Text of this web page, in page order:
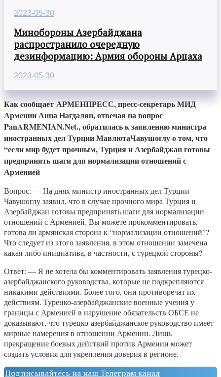
2023-05-30
Минобороны Азербайджана
распространило очередную
дезинформацию: Армия обороны Арцаха
2023-05-30
Как сообщает АРМЕНПРЕСС, пресс-секретарь МИД
Армении Анна Нагдалян, отвечая на вопрос
PanARMENIAN.Net., обратилась к заявлению министра
иностранных дел Турции МавлютаЧавушоглу о том, что
“если мир будет прочным, Турция и Азербайджан готовы
предпринять шаги для нормализации отношений с
Арменией
Вопрос: — На днях министр иностранных дел Турции
Чавушоглу заявил, что в случае прочного мира Турция и
Азербайджан готовы предпринять шаги для нормализации
отношений с Арменией. Вы можете прокомментировать,
готова ли армянская сторона к “нормализации отношений”?
Что следует из этого заявления, в этом отношении замечена
какая-либо инициатива, в частности, с турецкой стороны?
Ответ: — Я не хотела бы комментировать заявления турецко-
азербайджанского руководства, которые не подкрепляются
никакими действиями. Более того, они противоречат их
действиям. Турецко-азербайджанские военные учения у
границы с Арменией в нарушение обязательств ОБСЕ не
доказывают, что турецко-азербайджанское руководство имеет
мирные намерения в отношении Армении. Лишь
прекращение боевых действий против Армении может
создать условия для укрепления доверия в регионе.
Подписывайтесь на наш Телеграм канал